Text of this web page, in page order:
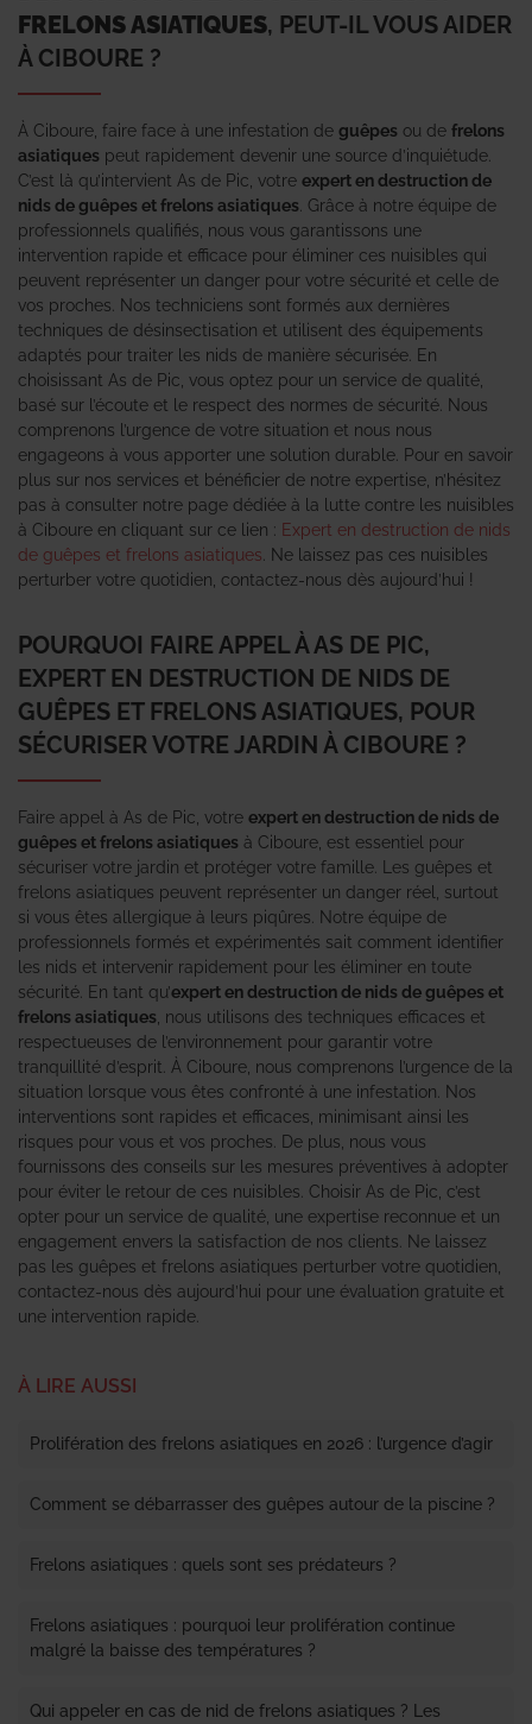
FRELONS ASIATIQUES, PEUT-IL VOUS AIDER
À CIBOURE ?
À Ciboure, faire face à une infestation de guêpes ou de frelons
asiatiques peut rapidement devenir une source d’inquiétude.
C’est là qu’intervient As de Pic, votre expert en destruction de
nids de guêpes et frelons asiatiques . Grâce à notre équipe de
professionnels qualifiés, nous vous garantissons une
intervention rapide et efficace pour éliminer ces nuisibles qui
peuvent représenter un danger pour votre sécurité et celle de
vos proches. Nos techniciens sont formés aux dernières
techniques de désinsectisation et utilisent des équipements
adaptés pour traiter les nids de manière sécurisée. En
choisissant As de Pic, vous optez pour un service de qualité,
basé sur l’écoute et le respect des normes de sécurité. Nous
comprenons l’urgence de votre situation et nous nous
engageons à vous apporter une solution durable. Pour en savoir
plus sur nos services et bénéficier de notre expertise, n’hésitez
pas à consulter notre page dédiée à la lutte contre les nuisibles
à Ciboure en cliquant sur ce lien : Expert en destruction de nids
de guêpes et frelons asiatiques . Ne laissez pas ces nuisibles
perturber votre quotidien, contactez-nous dès aujourd’hui !
POURQUOI FAIRE APPEL À AS DE PIC,
EXPERT EN DESTRUCTION DE NIDS DE
GUÊPES ET FRELONS ASIATIQUES, POUR
SÉCURISER VOTRE JARDIN À CIBOURE ?
Faire appel à As de Pic, votre expert en destruction de nids de
guêpes et frelons asiatiques à Ciboure, est essentiel pour
sécuriser votre jardin et protéger votre famille. Les guêpes et
frelons asiatiques peuvent représenter un danger réel, surtout
si vous êtes allergique à leurs piqûres. Notre équipe de
professionnels formés et expérimentés sait comment identifier
les nids et intervenir rapidement pour les éliminer en toute
sécurité. En tant qu’expert en destruction de nids de guêpes et
frelons asiatiques , nous utilisons des techniques efficaces et
respectueuses de l’environnement pour garantir votre
tranquillité d’esprit. À Ciboure, nous comprenons l’urgence de la
situation lorsque vous êtes confronté à une infestation. Nos
interventions sont rapides et efficaces, minimisant ainsi les
risques pour vous et vos proches. De plus, nous vous
fournissons des conseils sur les mesures préventives à adopter
pour éviter le retour de ces nuisibles. Choisir As de Pic, c’est
opter pour un service de qualité, une expertise reconnue et un
engagement envers la satisfaction de nos clients. Ne laissez
pas les guêpes et frelons asiatiques perturber votre quotidien,
contactez-nous dès aujourd’hui pour une évaluation gratuite et
une intervention rapide.
À LIRE AUSSI
Prolifération des frelons asiatiques en 2026 : l’urgence d’agir
Comment se débarrasser des guêpes autour de la piscine ?
Frelons asiatiques : quels sont ses prédateurs ?
Frelons asiatiques : pourquoi leur prolifération continue
malgré la baisse des températures ?
Qui appeler en cas de nid de frelons asiatiques ? Les